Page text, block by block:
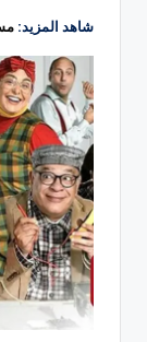
شاهد المزيد: